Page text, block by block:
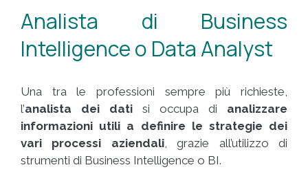
Analista di Business
Intelligence o Data Analyst
Una tra le professioni sempre più richieste,
l’analista dei dati si occupa di analizzare
informazioni utili a definire le strategie dei
vari processi aziendali, grazie all’utilizzo di
strumenti di Business Intelligence o BI.